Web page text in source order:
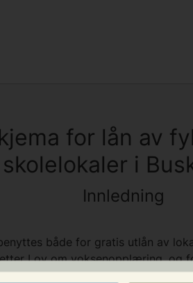
for lån av
skolelokaler i
Innledning
både for gratis utlån av
Lov om voksenopplæring, og
i Buskerud, samt